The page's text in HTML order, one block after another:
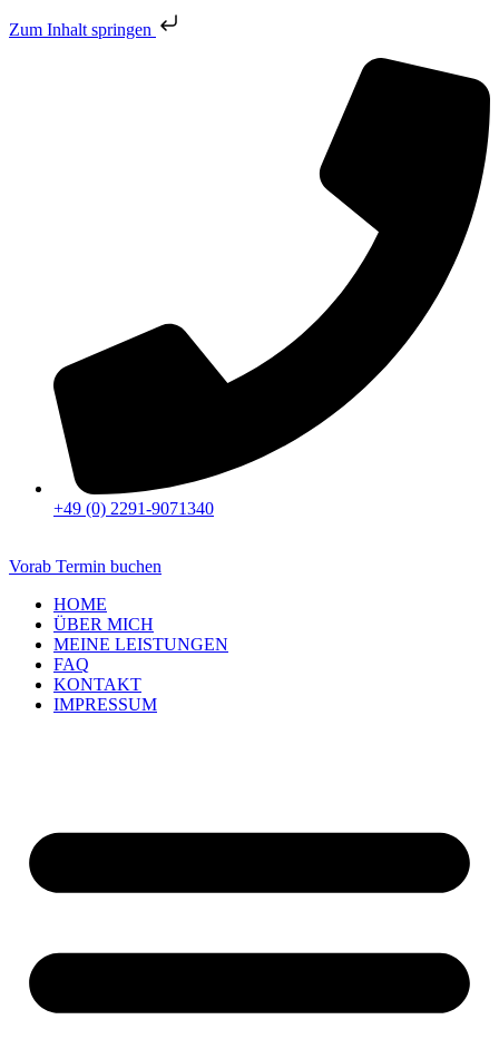
Zum Inhalt springen
+49 (0) 2291-9071340
Vorab Termin buchen
HOME
ÜBER MICH
MEINE LEISTUNGEN
FAQ
KONTAKT
IMPRESSUM